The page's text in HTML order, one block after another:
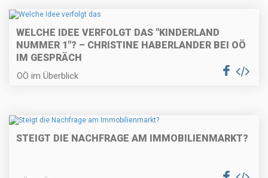
WELCHE IDEE VERFOLGT DAS "KINDERLAND
NUMMER 1"? – CHRISTINE HABERLANDER BEI OÖ
IM GESPRÄCH
OÖ im Überblick
STEIGT DIE NACHFRAGE AM IMMOBILIENMARKT?